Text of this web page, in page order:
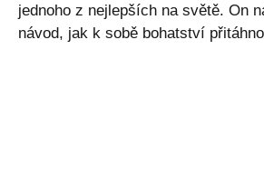
jednoho z nejlepších na světě. On
návod, jak k sobě bohatství